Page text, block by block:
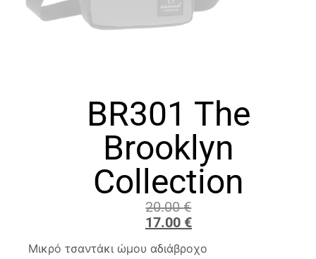
BR301 The
Brooklyn
Collection
20.00€
17.00 €
Μικρό τσαντάκι ώμου αδιάβροχο